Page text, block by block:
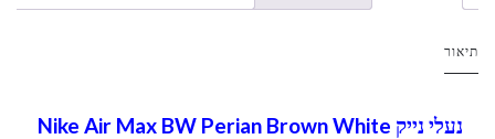
תיאור
נעלי נייק Nike Air Max BW Perian Brown White